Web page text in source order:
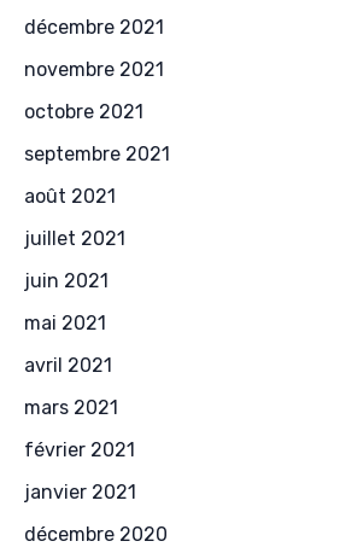
décembre 2021
novembre 2021
octobre 2021
septembre 2021
août 2021
juillet 2021
juin 2021
mai 2021
avril 2021
mars 2021
février 2021
janvier 2021
décembre 2020